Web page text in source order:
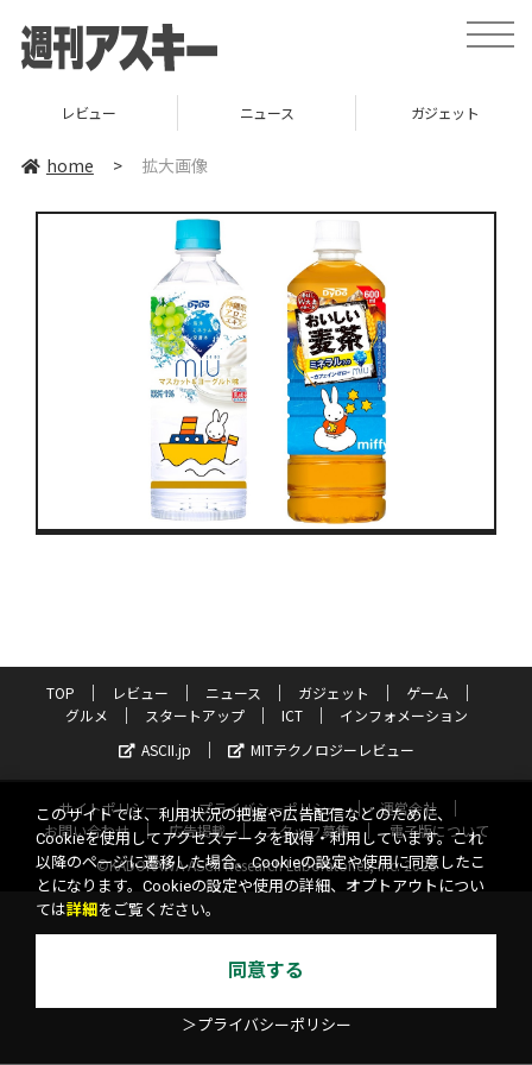
toggle
レビュー ニュース ガジェット
home > 拡大画像
TOP レビュー ニュース ガジェット
ゲーム
グルメ
スタートアップ ICT
インフォメーション
ASCII.jp
MITテクノロジーレビュー
サイトポリシー プライバシーポリシー
運営会社
お問い合わせ
広告掲載 スタッフ募集
電子版について
©KADOKAWA ASCII Research Laboratories, Inc. 2026
このサイトでは、利用状況の把握や広告配信などのために、
Cookieを使用してアクセスデータを取得・利用しています。これ
以降のページに遷移した場合、Cookieの設定や使用に同意したこ
とになります。Cookieの設定や使用の詳細、オプトアウトについ
ては詳細 をご覧ください。
同意する
＞プライバシーポリシー